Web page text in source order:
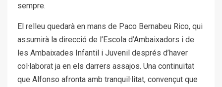
sempre.
El relleu quedarà en mans de Paco Bernabeu Rico, qui
assumirà la direcció de l’Escola d’Ambaixadors i de
les Ambaixades Infantil i Juvenil després d’haver
col·laborat ja en els darrers assajos. Una continuïtat
que Alfonso afronta amb tranquil·litat, convençut que